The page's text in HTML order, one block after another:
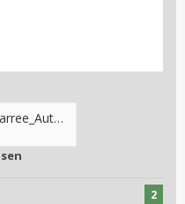
Alpina_Alpiner_Heritage_Carree_Automatic_140_Years_Special_Edition_53402683.webp
2